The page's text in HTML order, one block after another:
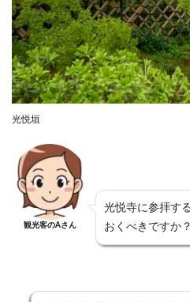
光悦垣
観光客のAさん
光悦寺に参拝す
おくべきですか？